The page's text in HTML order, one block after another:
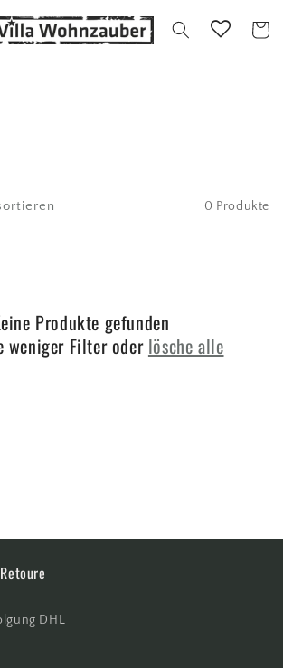
0 Produkte
Produkte gefunden
weniger Filter oder lösche alle
DHL